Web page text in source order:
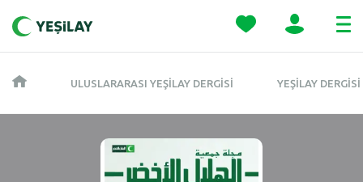
ULUSLARARASI YEŞILAY DERGISI YEŞILAY